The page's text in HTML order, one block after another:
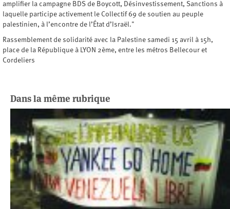
amplifier la campagne BDS de Boycott, Désinvestissement, Sanctions à
laquelle participe activement le Collectif 69 de soutien au peuple
palestinien, à l’encontre de l’État d’Israël."
Rassemblement de solidarité avec la Palestine samedi 15 avril à 15h,
place de la République à LYON 2ème, entre les métros Bellecour et
Cordeliers
Dans la même rubrique